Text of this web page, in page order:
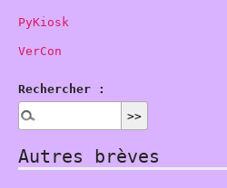
PyKiosk
VerCon
Rechercher :
Autres brèves